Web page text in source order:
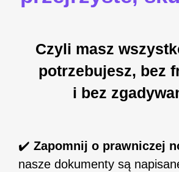
Czyli masz
potrzebujesz, bez
i bez
✔️ Zapomnij o prawniczej
nasze dokumenty są